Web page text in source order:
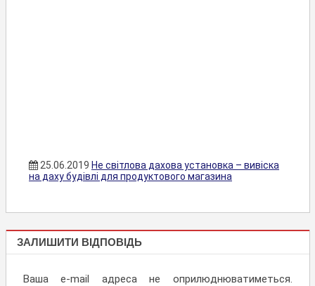
25.06.2019 Не світлова дахова установка – вивіска
на даху будівлі для продуктового магазина
ДАХОВІ
УСТАНОВКИ
ЗАЛИШИТИ ВІДПОВІДЬ
Ваша e-mail адреса не оприлюднюватиметься.